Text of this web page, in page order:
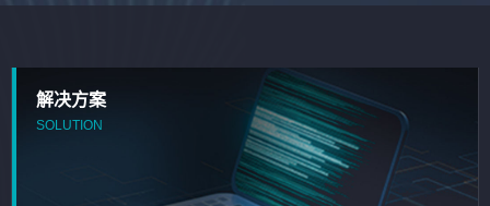
解决方案
SOLUTION